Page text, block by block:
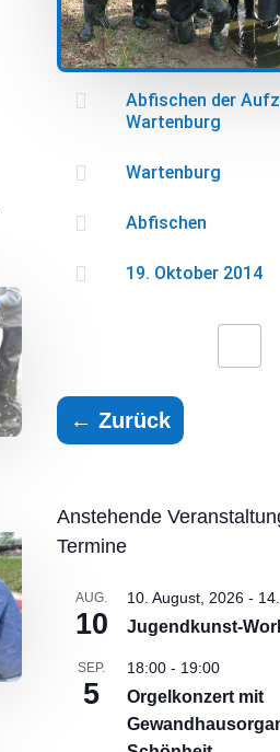

Abfischen der
Wartenburg
 Wartenburg
 Abfischen
 19. Oktober 2014
← Zurück
Anstehende
Termine
AUG.
10
10. August, 2026-
Jugendkunst-
SEP.
5
18:00- 19:00
Orgelkonzert mit